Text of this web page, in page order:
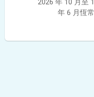
2026 年 10 月至
年 6 月恆